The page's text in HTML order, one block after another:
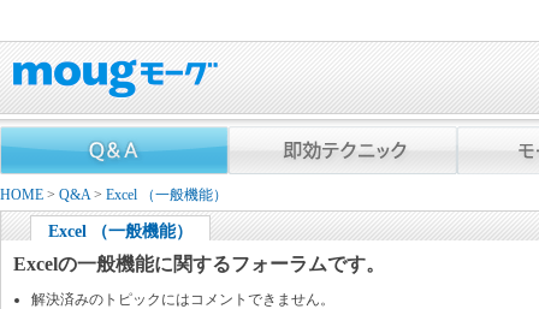
HOME > Q&A> Excel （一般機能）
Excel （一般機能）
Excelの一般機能に関するフォーラムです。
解決済みのトピックにはコメントできません。